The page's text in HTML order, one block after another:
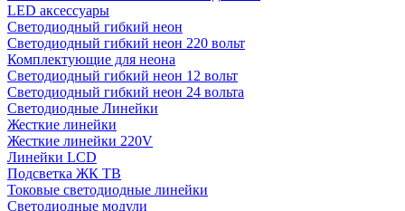
LED аксессуары
Светодиодный гибкий неон
Светодиодный гибкий неон 220 вольт
Комплектующие для неона
Светодиодный гибкий неон 12 вольт
Светодиодный гибкий неон 24 вольта
Светодиодные Линейки
Жесткие линейки
Жесткие линейки 220V
Линейки LCD
Подсветка ЖК ТВ
Токовые светодиодные линейки
Светодиодные модули